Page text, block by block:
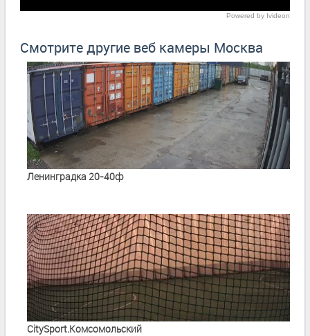
Powered by Ivideon
Смотрите другие веб камеры Москва
Ленинградка 20-40ф
CitySport.Комсомольский